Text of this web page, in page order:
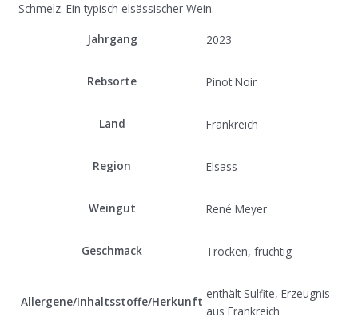
Schmelz. Ein typisch elsässischer Wein.
Jahrgang
2023
Rebsorte Pinot Noir
Land Frankreich
Region Elsass
Weingut René Meyer
Geschmack Trocken, fruchtig
Allergene/Inhaltsstoffe/Herkunft
enthält Sulfite, Erzeugnis
aus Frankreich